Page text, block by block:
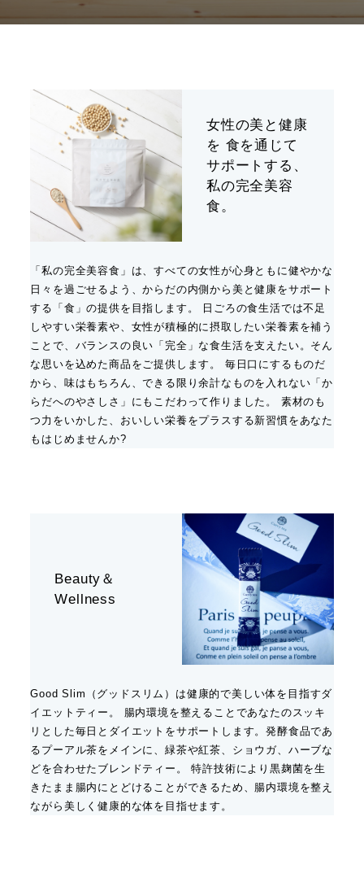
女性の美と健康
を 食を通じて
サポートする、
私の完全美容
食。
「私の完全美容食」は、すべての女性が心身ともに健やかな
日々を過ごせるよう、からだの内側から美と健康をサポート
する「食」の提供を目指します。 日ごろの食生活では不足
しやすい栄養素や、女性が積極的に摂取したい栄養素を補う
ことで、バランスの良い「完全」な食生活を支えたい。そん
な思いを込めた商品をご提供します。 毎日口にするものだ
から、味はもちろん、できる限り余計なものを入れない「か
らだへのやさしさ」にもこだわって作りました。 素材のも
つ力をいかした、おいしい栄養をプラスする新習慣をあなた
もはじめませんか?
Beauty＆
Wellness
Good Slim（グッドスリム）は健康的で美しい体を目指すダ
イエットティー。 腸内環境を整えることであなたのスッキ
リとした毎日とダイエットをサポートします。発酵食品であ
るプーアル茶をメインに、緑茶や紅茶、ショウガ、ハーブな
どを合わせたブレンドティー。 特許技術により黒麹菌を生
きたまま腸内にとどけることができるため、腸内環境を整え
ながら美しく健康的な体を目指せます。